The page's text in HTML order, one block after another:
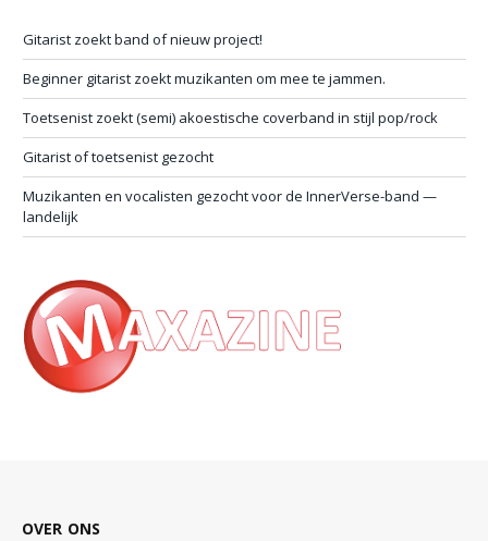
Gitarist zoekt band of nieuw project!
Beginner gitarist zoekt muzikanten om mee te jammen.
Toetsenist zoekt (semi) akoestische coverband in stijl pop/rock
Gitarist of toetsenist gezocht
Muzikanten en vocalisten gezocht voor de InnerVerse-band —
landelijk
OVER ONS